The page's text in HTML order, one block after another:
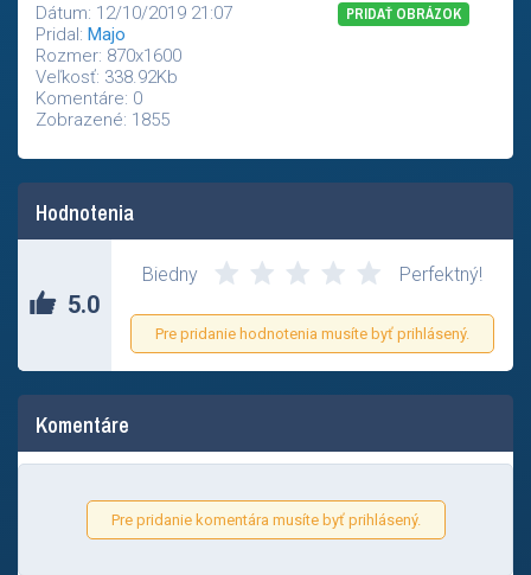
Dátum: 12/10/2019 21:07
Pridal: Majo
Rozmer: 870x1600
Veľkosť: 338.92Kb
Komentáre: 0
Zobrazené: 1855
PRIDAŤ OBRÁZOK
Hodnotenia
5.0
Biedny Perfektný!
Pre pridanie hodnotenia musíte byť prihlásený.
Komentáre
Pre pridanie komentára musíte byť prihlásený.